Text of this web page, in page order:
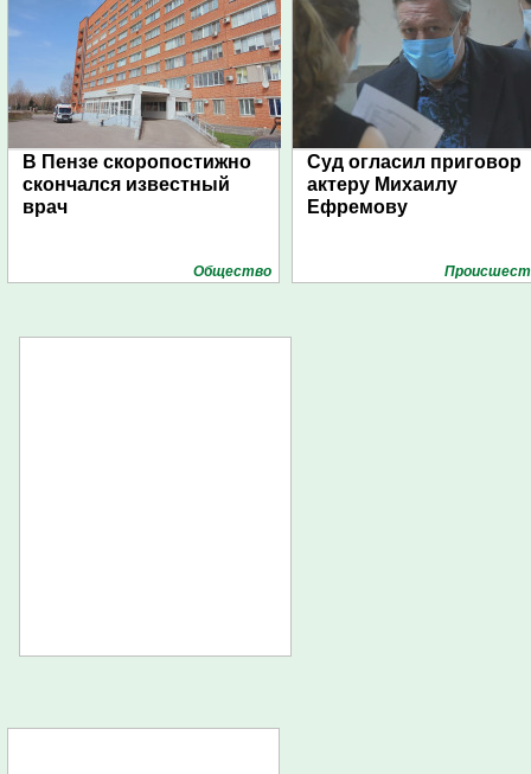
В Пензе скоропостижно
скончался известный
врач
Общество
Суд огласил приговор
актеру Михаилу
Ефремову